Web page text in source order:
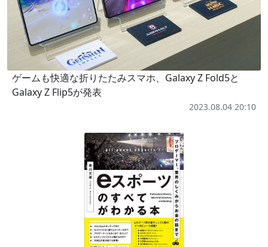
ゲームも快適な折りたたみスマホ、Galaxy Z Fold5と
Galaxy Z Flip5が発表
2023.08.04 20:10